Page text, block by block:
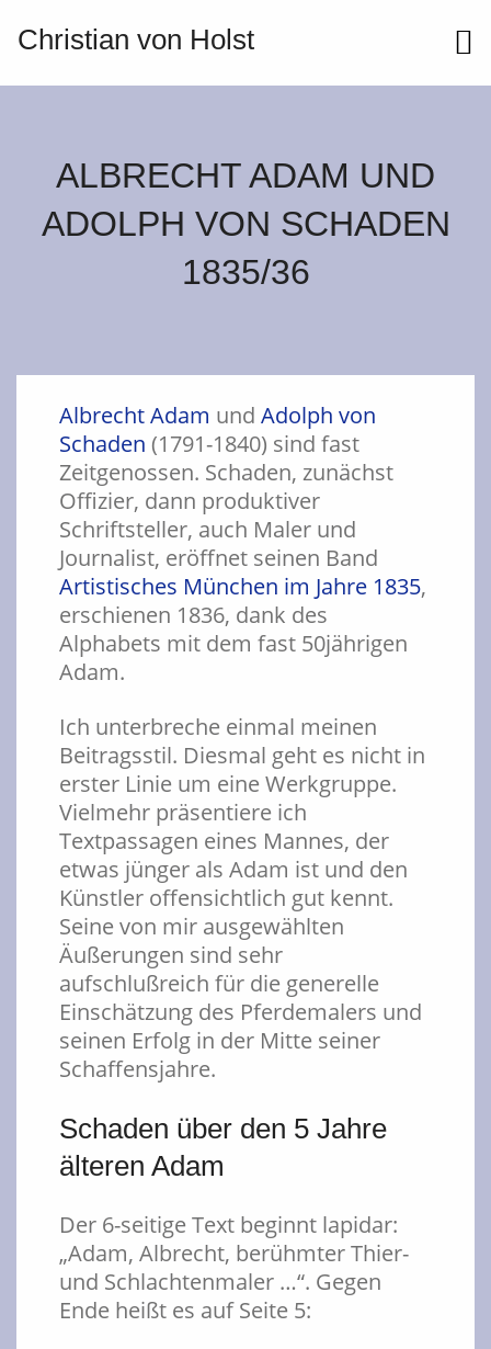
Christian von Holst
ALBRECHT ADAM UND
ADOLPH VON SCHADEN
1835/36
Albrecht Adam und Adolph von
Schaden (1791-1840) sind fast
Zeitgenossen. Schaden, zunächst
Offizier, dann produktiver
Schriftsteller, auch Maler und
Journalist, eröffnet seinen Band
Artistisches München im Jahre 1835,
erschienen 1836, dank des
Alphabets mit dem fast 50jährigen
Adam.
Ich unterbreche einmal meinen
Beitragsstil. Diesmal geht es nicht in
erster Linie um eine Werkgruppe.
Vielmehr präsentiere ich
Textpassagen eines Mannes, der
etwas jünger als Adam ist und den
Künstler offensichtlich gut kennt.
Seine von mir ausgewählten
Äußerungen sind sehr
aufschlußreich für die generelle
Einschätzung des Pferdemalers und
seinen Erfolg in der Mitte seiner
Schaffensjahre.
Schaden über den 5 Jahre
älteren Adam
Der 6-seitige Text beginnt lapidar:
„Adam, Albrecht, berühmter Thier-
und Schlachtenmaler …“. Gegen
Ende heißt es auf Seite 5: